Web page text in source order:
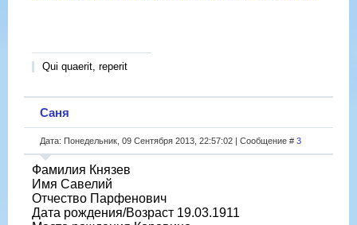
Qui quaerit, reperit
Саня
Дата: Понедельник, 09 Сентября 2013, 22:57:02 | Сообщение # 3
Фамилия Князев
Имя Савелий
Отчество Парфенович
Дата рождения/Возраст 19.03.1911